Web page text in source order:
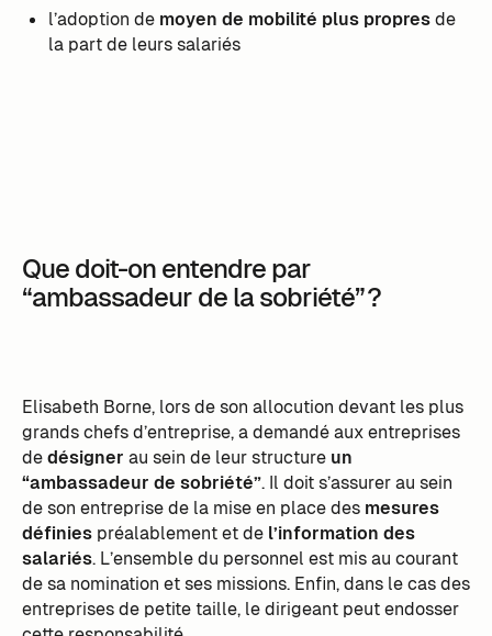
l’adoption de moyen de mobilité plus propresde
la part de leurs salariés
Que doit-on entendre par
“ambassadeur de la sobriété” ?
Elisabeth Borne, lors de son allocution devant les plus
grands chefs d’entreprise, a demandé aux entreprises
dedésigner au sein de leur structure un
“ambassadeur de sobriété”. Il doit s’assurer au sein
de son entreprise de la mise en place des mesures
définiespréalablement et de l’information des
salariés. L’ensemble du personnel est mis au courant
de sa nomination et ses missions. Enfin, dans le cas des
entreprises de petite taille, le dirigeant peut endosser